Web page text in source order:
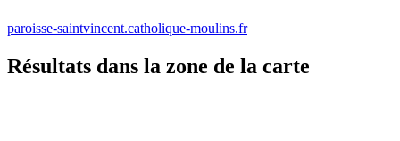
paroisse-saintvincent.catholique-moulins.fr
Résultats dans la zone de la carte